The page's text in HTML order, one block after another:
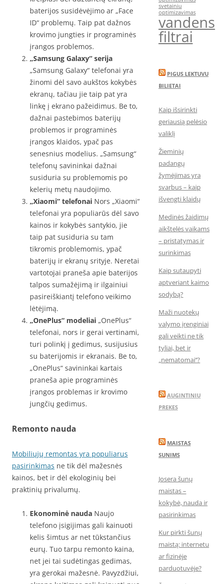
baterijos susidėvėjimo ar „Face
ID“ problemų. Taip pat dažnos
krovimo jungties ir programinės
įrangos problemos.
„Samsung Galaxy“ serija
„Samsung Galaxy“ telefonai yra
žinomi dėl savo aukštos kokybės
ekranų, tačiau jie taip pat yra
linkę į ekrano pažeidimus. Be to,
dažnai pastebimos baterijų
problemos ir programinės
įrangos klaidos, ypač pas
senesnius modelius. „Samsung“
telefonų savininkai dažnai
susiduria su problemomis po
kelerių metų naudojimo.
„Xiaomi“ telefonai Nors „Xiaomi“
telefonai yra populiarūs dėl savo
kainos ir kokybės santykio, jie
taip pat susiduria su tam
tikromis problemomis, ypač
baterijų ir ekranų srityje. Neretai
vartotojai praneša apie baterijos
talpos sumažėjimą ir ilgainiui
pasireiškiantį telefono veikimo
lėtėjimą.
„OnePlus“ modeliai „OnePlus“
telefonai, nors ir gerai vertinami,
turi polinkį į gedimus, susijusius
su baterijomis ir ekranais. Be to,
„OnePlus“ savininkai kartais
praneša apie programinės
įrangos problemas ir krovimo
jungčių gedimus.
Remonto nauda
Mobiliųjų remontas yra populiarus
pasirinkimas ne tik dėl mažesnės
kainos, bet ir dėl ekologinių bei
praktinių privalumų.
Ekonominė nauda Naujo
telefono įsigijimas gali kainuoti
kelis šimtus ar net tūkstančius
eurų. Tuo tarpu remonto kaina,
net jei tai sudėtingas gedimas,
yra gerokai mažesnė. Pavyzdžiui,
svetainiu
optimizavimas
vandens
filtrai
PIGUS LEKTUVU
BILIETAI
Kaip išsirinkti
geriausią pelėsio
valiklį
Žieminių
padangų
žymėjimas yra
svarbus – kaip
išvengti klaidų
Medinės žaidimų
aikštelės vaikams
– pristatymas ir
surinkimas
Kaip sutaupyti
aptveriant kaimo
sodybą?
Maži nuotekų
valymo įrenginiai
gali veikti ne tik
tyliai, bet ir
„nematomai‘‘?
AUGINTINIU
PREKES
MAISTAS
SUNIMS
Josera šunų
maistas –
kokybė, nauda ir
pasirinkimas
Kur pirkti šunų
maistą: internetu
ar fizinėje
parduotuvėje?